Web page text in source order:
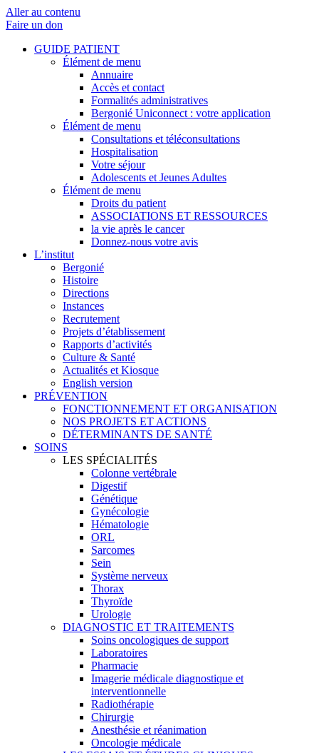
Aller au contenu
Faire un don
GUIDE PATIENT
Élément de menu
Annuaire
Accès et contact
Formalités administratives
Bergonié Uniconnect : votre application
Élément de menu
Consultations et téléconsultations
Hospitalisation
Votre séjour
Adolescents et Jeunes Adultes
Élément de menu
Droits du patient
ASSOCIATIONS ET RESSOURCES
la vie après le cancer
Donnez-nous votre avis
L’institut
Bergonié
Histoire
Directions
Instances
Recrutement
Projets d’établissement
Rapports d’activités
Culture & Santé
Actualités et Kiosque
English version
PRÉVENTION
FONCTIONNEMENT ET ORGANISATION
NOS PROJETS ET ACTIONS
DÉTERMINANTS DE SANTÉ
SOINS
LES SPÉCIALITÉS
Colonne vertébrale
Digestif
Génétique
Gynécologie
Hématologie
ORL
Sarcomes
Sein
Système nerveux
Thorax
Thyroïde
Urologie
DIAGNOSTIC ET TRAITEMENTS
Soins oncologiques de support
Laboratoires
Pharmacie
Imagerie médicale diagnostique et
interventionnelle
Radiothérapie
Chirurgie
Anesthésie et réanimation
Oncologie médicale